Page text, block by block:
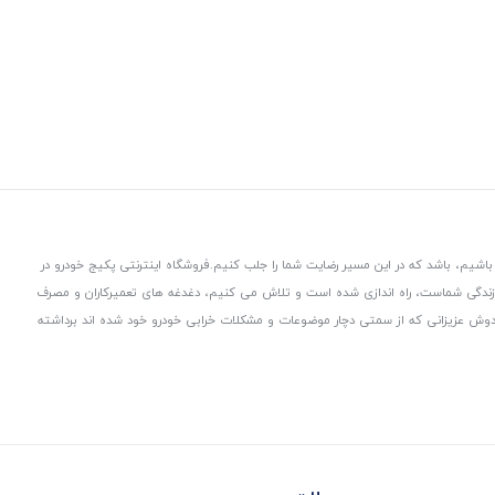
باشد که در این مسیر رضایت شما را جلب کنیم.فروشگاه اینترنتی پکیج خودرو در
شماست، راه اندازی شده است و تلاش می کنیم، دغدغه های تعمیرکاران و مصرف
دوش عزیزانی که از سمتی دچار موضوعات و مشکلات خرابی خودرو خود شده اند برداشته